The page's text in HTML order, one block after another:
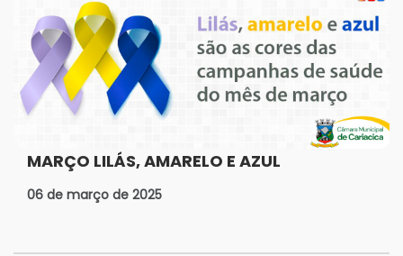
MARÇO LILÁS, AMARELO E AZUL
06 de março de 2025